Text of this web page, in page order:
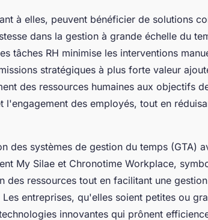
à elles, peuvent bénéficier de solutions
dans la gestion à grande échelle du
tâches RH minimise les interventions
stratégiques à plus forte valeur
des ressources humaines aux objectifs
l'engagement des employés, tout en
des systèmes de gestion du temps (GTA)
My Silae et Chronotime Workplace,
des ressources tout en facilitant une
entreprises, qu'elles soient petites ou
innovantes qui prônent